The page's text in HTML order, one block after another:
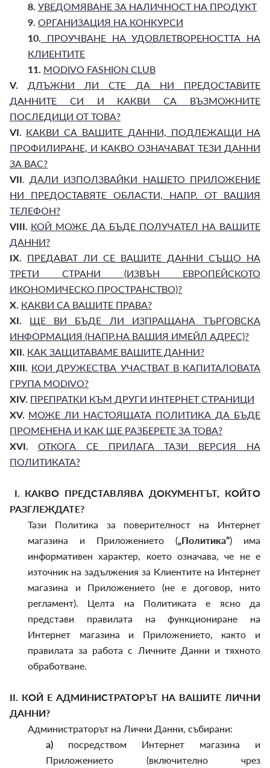
8. УВЕДОМЯВАНЕ ЗА НАЛИЧНОСТ НА ПРОДУКТ
9. ОРГАНИЗАЦИЯ НА КОНКУРСИ
10. ПРОУЧВАНЕ НА УДОВЛЕТВОРЕНОСТТА НА
КЛИЕНТИТЕ
11. MODIVO FASHION CLUB
V.
ДЛЪЖНИ ЛИ СТЕ ДА НИ ПРЕДОСТАВИТЕ
ДАННИТЕ СИ И КАКВИ СА ВЪЗМОЖНИТЕ
ПОСЛЕДИЦИ ОТ ТОВА?
VI. КАКВИ СА ВАШИТЕ ДАННИ, ПОДЛЕЖАЩИ НА
ПРОФИЛИРАНЕ, И КАКВО ОЗНАЧАВАТ ТЕЗИ ДАННИ
ЗА ВАС?
VII. ДАЛИ ИЗПОЛЗВАЙКИ НАШЕТО ПРИЛОЖЕНИЕ
НИ ПРЕДОСТАВЯТЕ ОБЛАСТИ, НАПР. ОТ ВАШИЯ
ТЕЛЕФОН?
VIII. КОЙ МОЖЕ ДА БЪДЕ ПОЛУЧАТЕЛ НА ВАШИТЕ
ДАННИ?
IX. ПРЕДАВАТ ЛИ СЕ ВАШИТЕ ДАННИ СЪЩО НА
ТРЕТИ СТРАНИ (ИЗВЪН ЕВРОПЕЙСКОТО
ИКОНОМИЧЕСКО ПРОСТРАНСТВО)?
X. КАКВИ СА ВАШИТЕ ПРАВА?
XI.
ЩЕ ВИ БЪДЕ ЛИ ИЗПРАЩАНА ТЪРГОВСКА
ИНФОРМАЦИЯ (НАПР.НА ВАШИЯ ИМЕЙЛ АДРЕС)?
XII. КАК ЗАЩИТАВАМЕ ВАШИТЕ ДАННИ?
XIII. КОИ ДРУЖЕСТВА УЧАСТВАТ В КАПИТАЛОВАТА
ГРУПА MODIVO?
XIV. ПРЕПРАТКИ КЪМ ДРУГИ ИНТЕРНЕТ СТРАНИЦИ
XV. МОЖЕ ЛИ НАСТОЯЩАТА ПОЛИТИКА ДА БЪДЕ
ПРОМЕНЕНА И КАК ЩЕ РАЗБЕРЕТЕ ЗА ТОВА?
XVI.
ОТКОГА СЕ ПРИЛАГА ТАЗИ ВЕРСИЯ НА
ПОЛИТИКАТА?
I. КАКВО ПРЕДСТАВЛЯВА ДОКУМЕНТЪТ, КОЙТО
РАЗГЛЕЖДАТЕ?
Тази Политика за поверителност на Интернет
магазина и Приложението („Политика”) има
информативен характер, което означава, че не е
източник на задължения за Клиентите на Интернет
магазина и Приложението (не е договор, нито
регламент). Целта на Политиката е ясно да
представи правилата на функциониране на
Интернет магазина и Приложението, както и
правилата за работа с Личните Данни и тяхното
обработване.
II. КОЙ Е АДМИНИСТРАТОРЪТ НА ВАШИТЕ ЛИЧНИ
ДАННИ?
Администраторът на Лични Данни, събирани:
а) посредством Интернет магазина и
Приложението (включително чрез